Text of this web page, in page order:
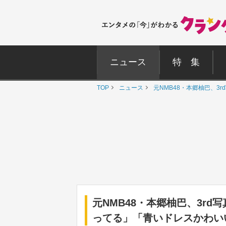
ニュース 特 集
TOP ニュース 元NMB48・本郷柚巴、
元NMB48・本郷柚巴、3rd
ってる」「青いドレスかわ